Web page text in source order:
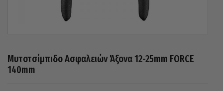
Μυτοτσίμπιδο Ασφαλειών Άξονα 12-25mm FORCE
140mm